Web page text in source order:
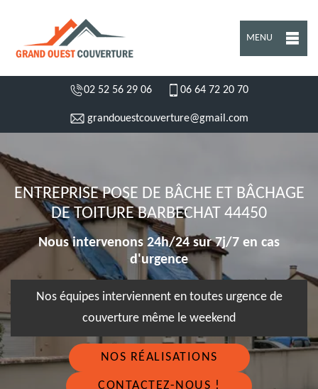
MENU
02 52 56 29 06 06 64 72 20 70
grandouestcouverture@gmail.com
ENTREPRISE POSE DE BÂCHE ET BÂCHAGE
DE TOITURE BARBECHAT 44450
Nous intervenons 24h/24 sur 7j/7 en cas
d'urgence
Nos équipes interviennent en toutes urgence de
couverture même le weekend
NOS RÉALISATIONS
CONTACTEZ-NOUS !